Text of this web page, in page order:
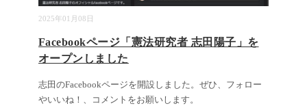
2025年01月08日
Facebookページ「憲法研究者 志田陽子」を
オープンしました
志田のFacebookページを開設しました。ぜひ、フォロー
やいいね！、コメントをお願いします。